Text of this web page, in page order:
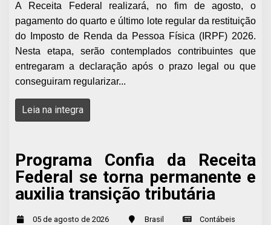
A Receita Federal realizará, no fim de agosto, o
pagamento do quarto e último lote regular da restituição
do Imposto de Renda da Pessoa Física (IRPF) 2026.
Nesta etapa, serão contemplados contribuintes que
entregaram a declaração após o prazo legal ou que
conseguiram regularizar...
Leia na integra
Programa Confia da Receita
Federal se torna permanente e
auxilia transição tributária
05 de agosto de 2026 Brasil Contábeis